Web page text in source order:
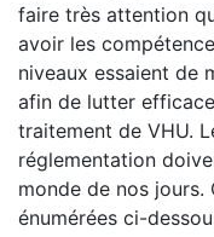
faire très attention
avoir les
niveaux essaient de
afin de lutter
traitement de VHU.
réglementation
monde de nos
énumérées ci-